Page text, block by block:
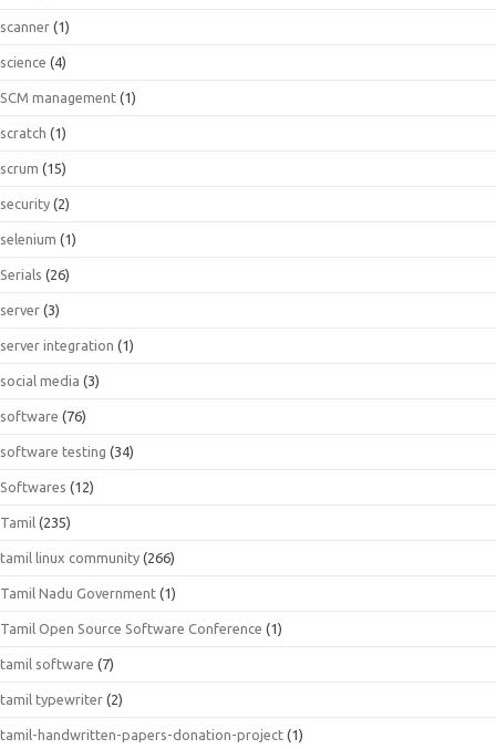
scanner (1)
science (4)
SCM management (1)
scratch (1)
scrum (15)
security (2)
selenium (1)
Serials (26)
server (3)
server integration (1)
social media (3)
software (76)
software testing (34)
Softwares (12)
Tamil (235)
tamil linux community (266)
Tamil Nadu Government (1)
Tamil Open Source Software Conference (1)
tamil software (7)
tamil typewriter (2)
tamil-handwritten-papers-donation-project (1)